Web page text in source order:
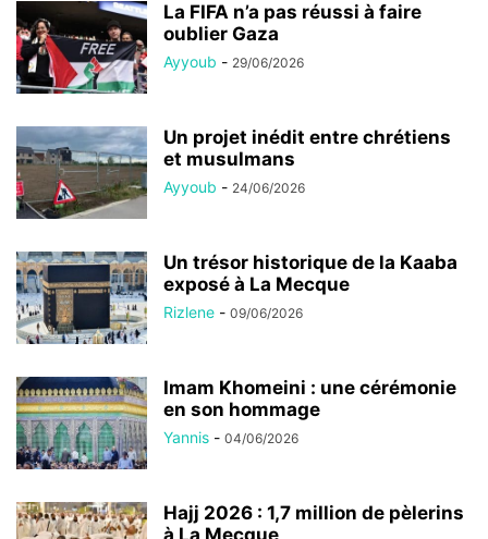
La FIFA n’a pas réussi à faire
oublier Gaza
Ayyoub - 29/06/2026
Un projet inédit entre chrétiens
et musulmans
Ayyoub - 24/06/2026
Un trésor historique de la Kaaba
exposé à La Mecque
Rizlene - 09/06/2026
Imam Khomeini : une cérémonie
en son hommage
Yannis - 04/06/2026
Hajj 2026 : 1,7 million de pèlerins